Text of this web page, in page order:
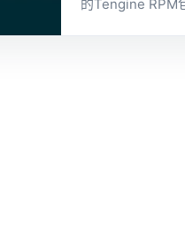
的Tengine RPM